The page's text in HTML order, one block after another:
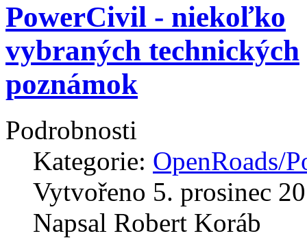
PowerCivil - niekoľko
vybraných technických
poznámok
Podrobnosti
Kategorie: OpenRoads/
Vytvořeno 5. prosinec
Napsal Robert Koráb